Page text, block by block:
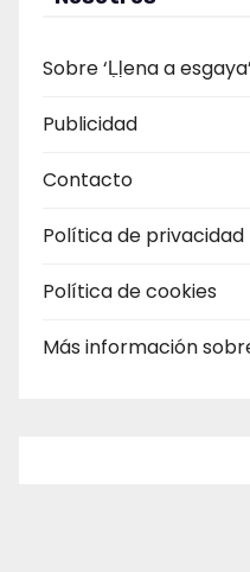
Sobre ‘Ḷḷena a esgaya’
Publicidad
Contacto
Política de privacidad
Política de cookies
Más información